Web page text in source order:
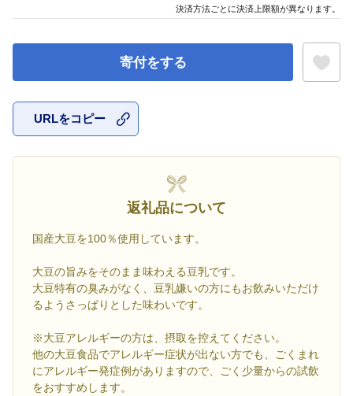
寄付をする
URLをコピー
返礼品について
国産大豆を100％使用しています。
大豆の旨みをそのまま味わえる豆乳です。
大豆特有の臭みがなく、豆乳嫌いの方にもお飲みいただけ
るようさっぱりとした味わいです。
※大豆アレルギーの方は、摂取を控えてください。
他の大豆食品でアレルギー症状が出ない方でも、ごくまれ
にアレルギー発症例がありますので、ごく少量からの試飲
をおすすめします。
決済方法ごとに決済上限額が異なります。